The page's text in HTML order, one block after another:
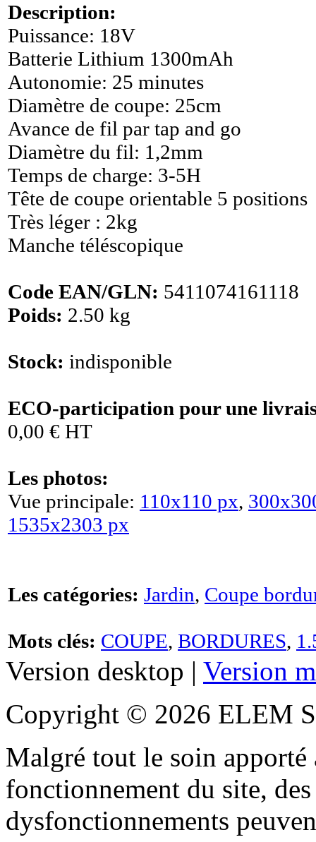
Description:
Puissance: 18V
Batterie Lithium 1300mAh
Autonomie: 25 minutes
Diamètre de coupe: 25cm
Avance de fil par tap and go
Diamètre du fil: 1,2mm
Temps de charge: 3-5H
Tête de coupe orientable 5 positions
Très léger : 2kg
Manche téléscopique
Code EAN/GLN: 5411074161118
Poids: 2.50 kg
Stock: indisponible
ECO-participation pour une
0,00 € HT
Les photos:
Vue principale: 110x110 px,
1535x2303 px
Les catégories: Jardin, Coupe
Mots clés: COUPE, BORDURES,
Version desktop | Version
Copyright © 2026 ELEM
Malgré tout le soin apporté
fonctionnement du site,
dysfonctionnements